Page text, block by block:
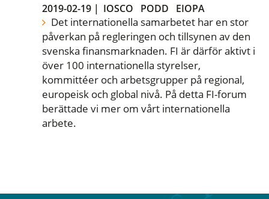
2019-02-19 | IOSCO PODD EIOPA
Det internationella samarbetet har en stor
påverkan på regleringen och tillsynen av den
svenska finansmarknaden. FI är därför aktivt i
över 100 internationella styrelser,
kommittéer och arbetsgrupper på regional,
europeisk och global nivå. På detta FI-forum
berättade vi mer om vårt internationella
arbete.